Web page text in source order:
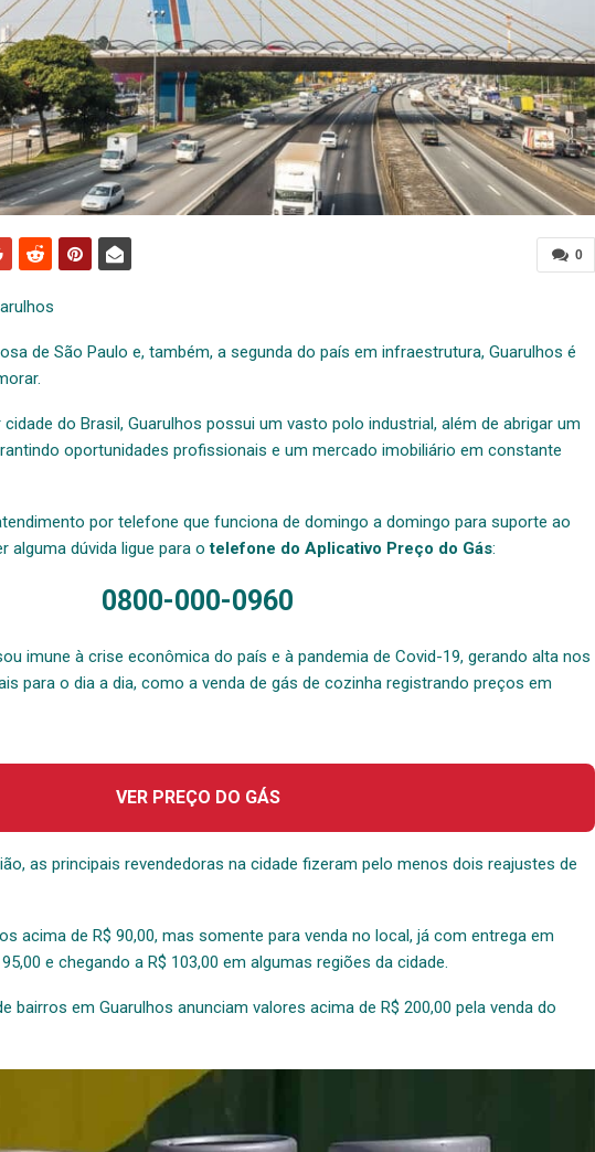
0
de São Paulo e, também, a segunda do país em infraestrutura, Guarulhos é
do Brasil, Guarulhos possui um vasto polo industrial, além de abrigar um
oportunidades profissionais e um mercado imobiliário em constante
por telefone que funciona de domingo a domingo para suporte ao
alguma dúvida ligue para otelefone do Aplicativo Preço do Gás:
0800-000-0960
imune à crise econômica do país e à pandemia de Covid-19, gerando alta nos
para o dia a dia, como a venda de gás de cozinha registrando preços em
VER PREÇO DO GÁS
as principais revendedoras na cidade fizeram pelo menos dois reajustes de
acima de R$ 90,00, mas somente para venda no local, já com entrega em
e chegando a R$ 103,00 em algumas regiões da cidade.
bairros em Guarulhos anunciam valores acima de R$ 200,00 pela venda do